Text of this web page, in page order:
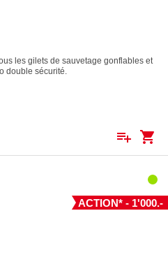
les gilets de sauvetage gonflables et
double sécurité.
playlist_add shopping_cart
ACTION* - 1'000.-